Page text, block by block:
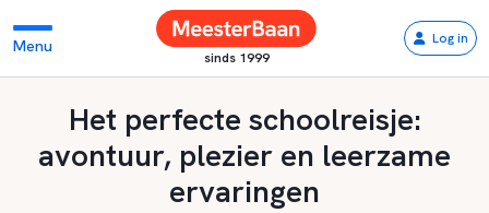
Menu
sinds 1999
Log in
Het perfecte schoolreisje:
avontuur, plezier en leerzame
ervaringen